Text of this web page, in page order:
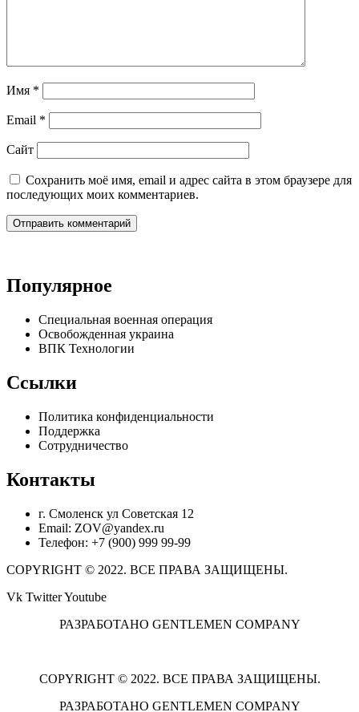
Имя *
Email *
Сайт
Сохранить моё имя, email и адрес сайта в этом браузере для
последующих моих комментариев.
Популярное
Специальная военная операция
Освобожденная украина
ВПК Технологии
Ссылки
Политика конфиденциальности
Поддержка
Сотрудничество
Контакты
г. Смоленск ул Советская 12
Email: ZOV@yandex.ru
Телефон: +7 (900) 999 99-99
COPYRIGHT © 2022. ВСЕ ПРАВА ЗАЩИЩЕНЫ.
Vk TwitterYoutube
РАЗРАБОТАНО GENTLEMEN COMPANY
COPYRIGHT © 2022. ВСЕ ПРАВА ЗАЩИЩЕНЫ.
РАЗРАБОТАНО GENTLEMEN COMPANY